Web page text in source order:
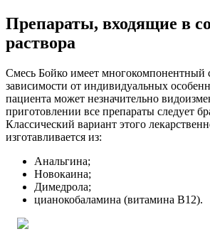
Препараты, входящие в
раствора
Смесь Бойко имеет многокомпонентный
зависимости от индивидуальных
пациента может незначительно
приготовлении все препараты следует
Классический вариант этого
изготавливается из:
Анальгина;
Новокаина;
Димедрола;
цианокобаламина (витамина B12).